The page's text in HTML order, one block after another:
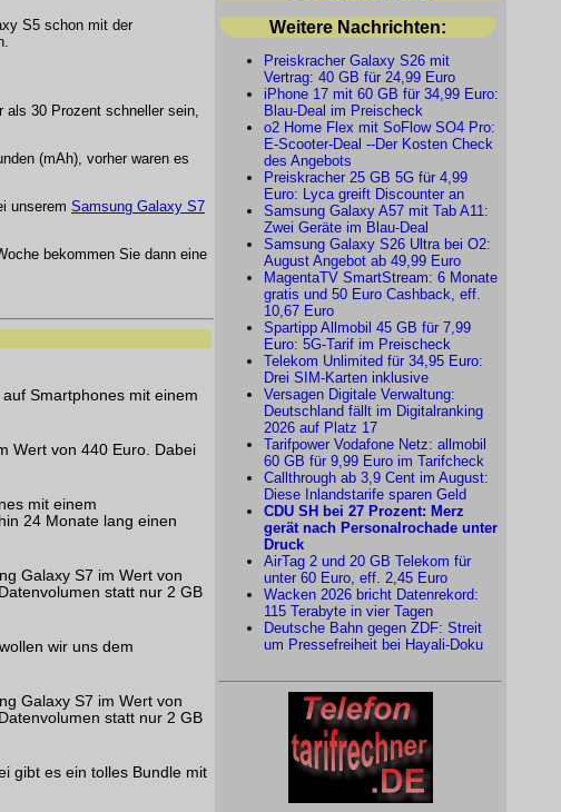
S5 schon mit der
als 30 Prozent schneller sein,
(mAh), vorher waren es
unserem Samsung Galaxy S7
bekommen Sie dann eine
Smartphones mit einem
Wert von 440 Euro. Dabei
mit einem
24 Monate lang einen
Galaxy S7 im Wert von
statt nur 2 GB
wir uns dem
Galaxy S7 im Wert von
statt nur 2 GB
gibt es ein tolles Bundle mit
Weitere Nachrichten:
Preiskracher Galaxy S26 mit
Vertrag: 40 GB für 24,99 Euro
iPhone 17 mit 60 GB für 34,99 Euro:
Blau-Deal im Preischeck
o2 Home Flex mit SoFlow SO4 Pro:
E-Scooter-Deal --Der Kosten Check
des Angebots
Preiskracher 25 GB 5G für 4,99
Euro: Lyca greift Discounter an
Samsung Galaxy A57 mit Tab A11:
Zwei Geräte im Blau-Deal
Samsung Galaxy S26 Ultra bei O2:
August Angebot ab 49,99 Euro
MagentaTV SmartStream: 6 Monate
gratis und 50 Euro Cashback, eff.
10,67 Euro
Spartipp Allmobil 45 GB für 7,99
Euro: 5G-Tarif im Preischeck
Telekom Unlimited für 34,95 Euro:
Drei SIM-Karten inklusive
Versagen Digitale Verwaltung:
Deutschland fällt im Digitalranking
2026 auf Platz 17
Tarifpower Vodafone Netz: allmobil
60 GB für 9,99 Euro im Tarifcheck
Callthrough ab 3,9 Cent im August:
Diese Inlandstarife sparen Geld
CDU SH bei 27 Prozent: Merz
gerät nach Personalrochade unter
Druck
AirTag 2 und 20 GB Telekom für
unter 60 Euro, eff. 2,45 Euro
Wacken 2026 bricht Datenrekord:
115 Terabyte in vier Tagen
Deutsche Bahn gegen ZDF: Streit
um Pressefreiheit bei Hayali-Doku